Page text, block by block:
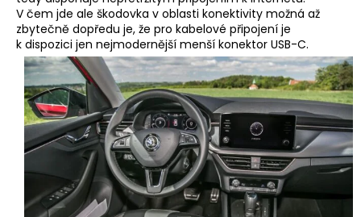
V čem jde ale škodovka v oblasti konektivity možná až
zbytečně dopředu je, že pro kabelové připojení je
k dispozici jen nejmodernější menší konektor USB-C.